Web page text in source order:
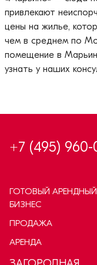
привлекают
цены на жилье,
чем в среднем по
помещение в
узнать у наших
+7 (495)
ГОТОВЫЙ АРЕНДНЫЙ
БИЗНЕС
ПРОДАЖА
АРЕНДА